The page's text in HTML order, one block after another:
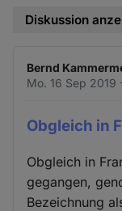
Diskussion
Bernd
Mo. 16 Sep 2019
Obgleich in
Obgleich in
gegangen,
Bezeichnung